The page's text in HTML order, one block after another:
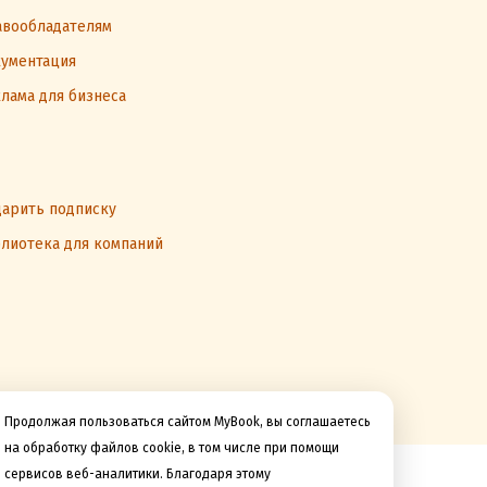
Продолжая пользоваться сайтом MyBook, вы соглашаетесь
на обработку файлов cookie, в том числе при помощи
сервисов веб-аналитики. Благодаря этому
для бизнеса
подписку
для компаний